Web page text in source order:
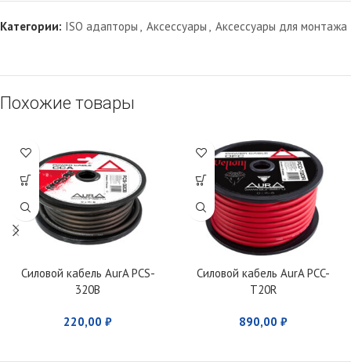
Категории: ISO адапторы , Аксессуары , Аксессуары для монтажа
Похожие товары
Силовой кабель AurA PCS-
320B
220,00 ₽
Силовой кабель AurA PCC-
T20R
890,00 ₽